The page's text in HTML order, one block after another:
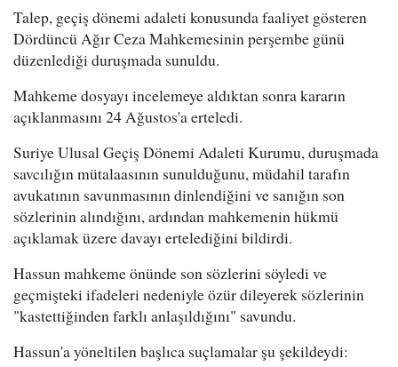
Talep, geçiş dönemi adaleti konusunda faaliyet gösteren
Dördüncü Ağır Ceza Mahkemesinin perşembe günü
düzenlediği duruşmada sunuldu.
Mahkeme dosyayı incelemeye aldıktan sonra kararın
açıklanmasını 24 Ağustos'a erteledi.
Suriye Ulusal Geçiş Dönemi Adaleti Kurumu, duruşmada
savcılığın mütalaasının sunulduğunu, müdahil tarafın
avukatının savunmasının dinlendiğini ve sanığın son
sözlerinin alındığını, ardından mahkemenin hükmü
açıklamak üzere davayı ertelediğini bildirdi.
Hassun mahkeme önünde son sözlerini söyledi ve
geçmişteki ifadeleri nedeniyle özür dileyerek sözlerinin
"kastettiğinden farklı anlaşıldığını" savundu.
Hassun'a yöneltilen başlıca suçlamalar şu şekildeydi: